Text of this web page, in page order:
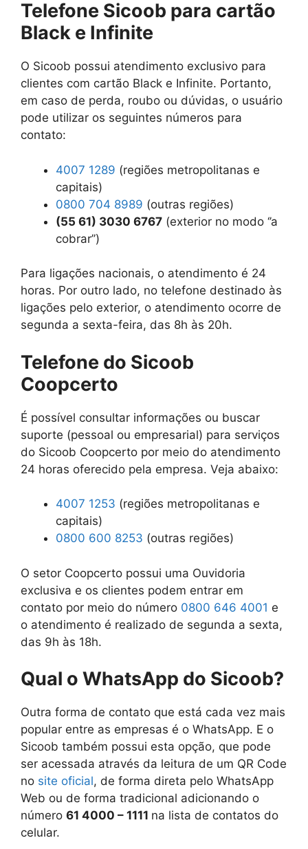
Telefone Sicoob para cartão
Black e Infinite
O Sicoob possui atendimento exclusivo para
clientes com cartão Black e Infinite. Portanto,
em caso de perda, roubo ou dúvidas, o usuário
pode utilizar os seguintes números para
contato:
4007 1289 (regiões metropolitanas e
capitais)
0800 704 8989 (outras regiões)
(55 61) 3030 6767 (exterior no modo ‘’a
cobrar’’)
Para ligações nacionais, o atendimento é 24
horas. Por outro lado, no telefone destinado às
ligações pelo exterior, o atendimento ocorre de
segunda a sexta-feira, das 8h às 20h.
Telefone do Sicoob
Coopcerto
É possível consultar informações ou buscar
suporte (pessoal ou empresarial) para serviços
do Sicoob Coopcerto por meio do atendimento
24 horas oferecido pela empresa. Veja abaixo:
4007 1253 (regiões metropolitanas e
capitais)
0800 600 8253 (outras regiões)
O setor Coopcerto possui uma Ouvidoria
exclusiva e os clientes podem entrar em
contato por meio do número 0800 646 4001 e
o atendimento é realizado de segunda a sexta,
das 9h às 18h.
Qual o WhatsApp do Sicoob?
Outra forma de contato que está cada vez mais
popular entre as empresas é o WhatsApp. E o
Sicoob também possui esta opção, que pode
ser acessada através da leitura de um QR Code
no site oficial, de forma direta pelo WhatsApp
Web ou de forma tradicional adicionando o
número 61 4000 – 1111 na lista de contatos do
celular.